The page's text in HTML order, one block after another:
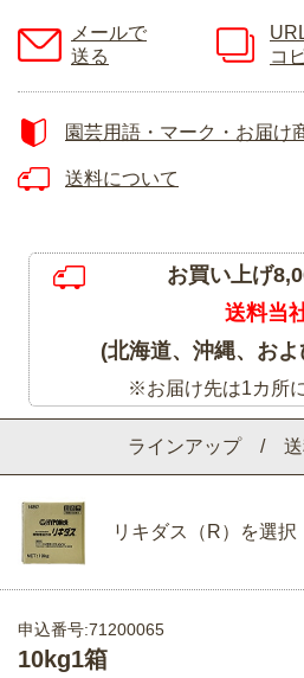
ラインアップ /
リキダス（R）を選択
申込番号:71200065
10kg1箱
メールで
送る
コ
園芸用語・マーク・お届け
送料について
お買い上げ
送料当
(北海道、沖縄、お
※お届け先は1カ所